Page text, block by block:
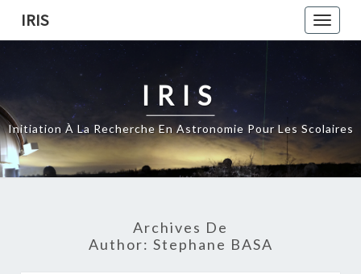
content
Toggle
IRIS
IRIS
Initiation À La Recherche En Astronomie Pour Les Scolaires
Archives De
Author: Stephane BASA